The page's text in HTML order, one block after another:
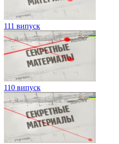
111 випуск
110 випуск